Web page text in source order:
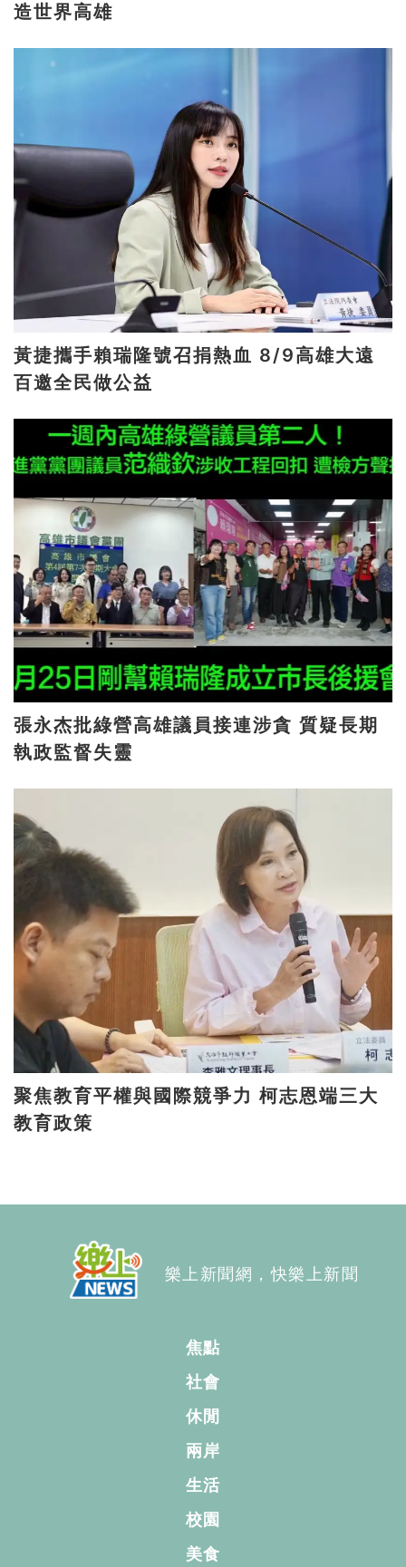
造世界高雄
黃捷攜手賴瑞隆號召捐熱血 8/9高雄大遠
百邀全民做公益
張永杰批綠營高雄議員接連涉貪 質疑長期
執政監督失靈
聚焦教育平權與國際競爭力 柯志恩端三大
教育政策
樂上新聞網，快樂上新聞
焦點
社會
休閒
兩岸
生活
校園
美食